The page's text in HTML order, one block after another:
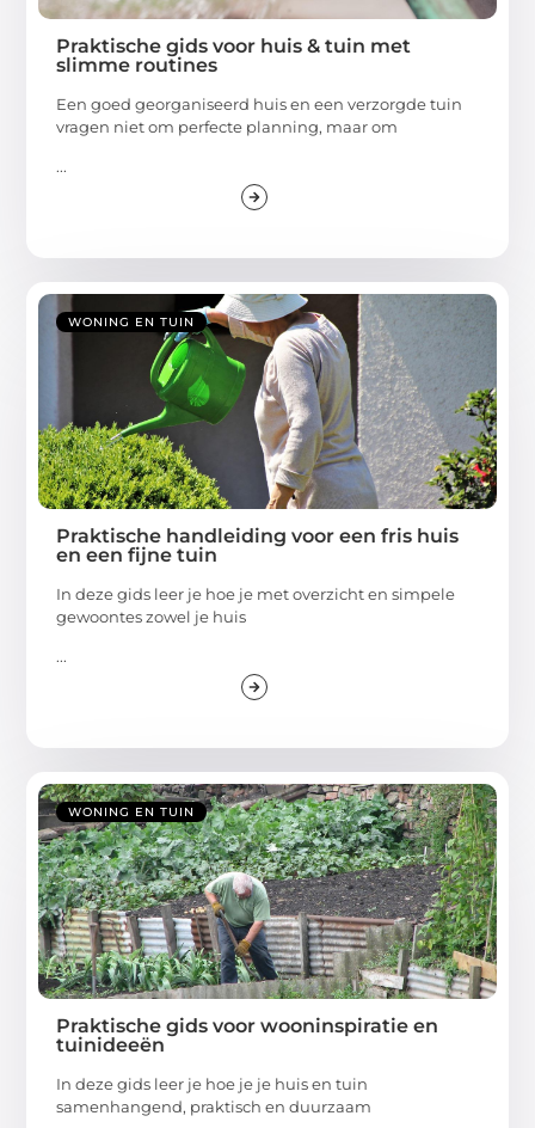
Praktische gids voor huis & tuin met
slimme routines
Een goed georganiseerd huis en een verzorgde tuin
vragen niet om perfecte planning, maar om
...
WONING EN TUIN
Praktische handleiding voor een fris huis
en een fijne tuin
In deze gids leer je hoe je met overzicht en simpele
gewoontes zowel je huis
...
WONING EN TUIN
Praktische gids voor wooninspiratie en
tuinideeën
In deze gids leer je hoe je je huis en tuin
samenhangend, praktisch en duurzaam